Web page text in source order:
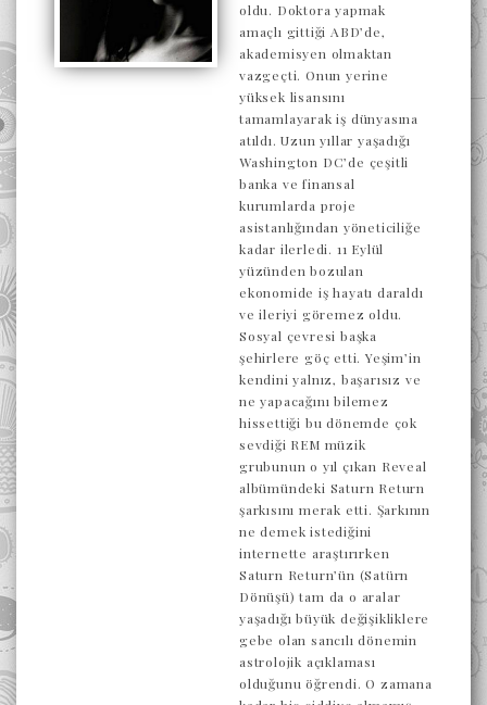
oldu. Doktora yapmak
amaçlı gittiği ABD’de,
akademisyen olmaktan
vazgeçti. Onun yerine
yüksek lisansını
tamamlayarak iş dünyasına
atıldı. Uzun yıllar yaşadığı
Washington DC’de çeşitli
banka ve finansal
kurumlarda proje
asistanlığından yöneticiliğe
kadar ilerledi. 11 Eylül
yüzünden bozulan
ekonomide iş hayatı daraldı
ve ileriyi göremez oldu.
Sosyal çevresi başka
şehirlere göç etti. Yeşim’in
kendini yalnız, başarısız ve
ne yapacağını bilemez
hissettiği bu dönemde çok
sevdiği REM müzik
grubunun o yıl çıkan Reveal
albümündeki Saturn Return
şarkısını merak etti. Şarkının
ne demek istediğini
internette araştırırken
Saturn Return’ün (Satürn
Dönüşü) tam da o aralar
yaşadığı büyük değişikliklere
gebe olan sancılı dönemin
astrolojik açıklaması
olduğunu öğrendi. O zamana